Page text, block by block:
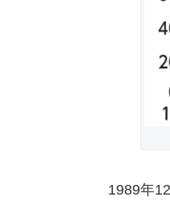
1989年